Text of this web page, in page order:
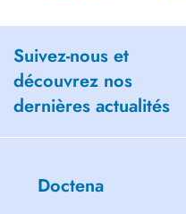
Suivez-nous et
découvrez nos
dernières actualités
Doctena